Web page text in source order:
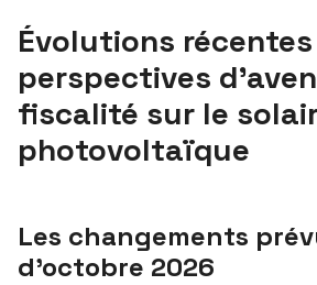
Évolutions
perspectives
fiscalité sur le
photovoltaïque
Les changements
d’octobre 2026